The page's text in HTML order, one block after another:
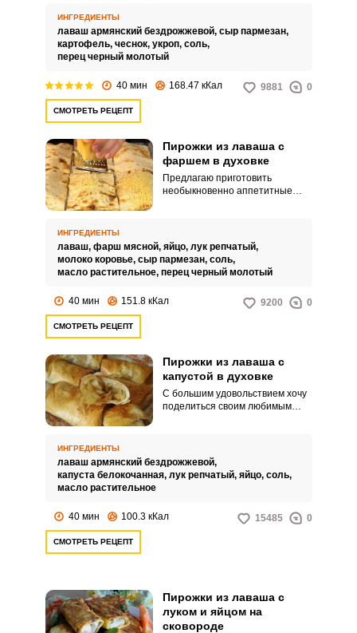
ИНГРЕДИЕНТЫ
лаваш армянский бездрожжевой, сыр пармезан,
картофель, чеснок, укроп, соль,
перец черный молотый
40 мин 168.47 кКал 9881 0
СМОТРЕТЬ РЕЦЕПТ
Пирожки из лаваша с
фаршем в духовке
Предлагаю приготовить
необыкновенно аппетитные
тонким тестом.
ИНГРЕДИЕНТЫ
лаваш, фарш мясной, яйцо, лук репчатый,
молоко коровье, сыр пармезан, соль,
масло растительное, перец черный молотый
40 мин 151.8 кКал 9200 0
СМОТРЕТЬ РЕЦЕПТ
Пирожки из лаваша с
капустой в духовке
С большим удовольствием хочу
поделиться своим любимым
вкусными с хрустящим тестом и
сочной начинкой.
ИНГРЕДИЕНТЫ
лаваш армянский бездрожжевой,
капуста белокочанная, лук репчатый, яйцо, соль,
масло растительное
40 мин 100.3 кКал 15485 0
СМОТРЕТЬ РЕЦЕПТ
Пирожки из лаваша с
луком и яйцом на
сковороде